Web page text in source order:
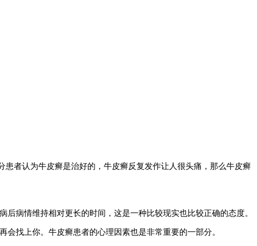
者认为牛皮癣是治好的，牛皮癣反复发作让人很头痛，那么牛皮癣
病情维持相对更长的时间，这是一种比较现实也比较正确的态度。
找上你。牛皮癣患者的心理因素也是非常重要的一部分。